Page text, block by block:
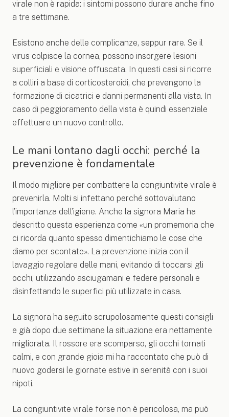
virale non è rapida: i sintomi possono durare anche fino
a tre settimane.
Esistono anche delle complicanze, seppur rare. Se il
virus colpisce la cornea, possono insorgere lesioni
superficiali e visione offuscata. In questi casi si ricorre
a colliri a base di corticosteroidi, che prevengono la
formazione di cicatrici e danni permanenti alla vista. In
caso di peggioramento della vista è quindi essenziale
effettuare un nuovo controllo.
Le mani lontano dagli occhi: perché la
prevenzione è fondamentale
Il modo migliore per combattere la congiuntivite virale è
prevenirla. Molti si infettano perché sottovalutano
l’importanza dell’igiene. Anche la signora Maria ha
descritto questa esperienza come «un promemoria che
ci ricorda quanto spesso dimentichiamo le cose che
diamo per scontate». La prevenzione inizia con il
lavaggio regolare delle mani, evitando di toccarsi gli
occhi, utilizzando asciugamani e federe personali e
disinfettando le superfici più utilizzate in casa.
La signora ha seguito scrupolosamente questi consigli
e già dopo due settimane la situazione era nettamente
migliorata. Il rossore era scomparso, gli occhi tornati
calmi, e con grande gioia mi ha raccontato che può di
nuovo godersi le giornate estive in serenità con i suoi
nipoti.
La congiuntivite virale forse non è pericolosa, ma può